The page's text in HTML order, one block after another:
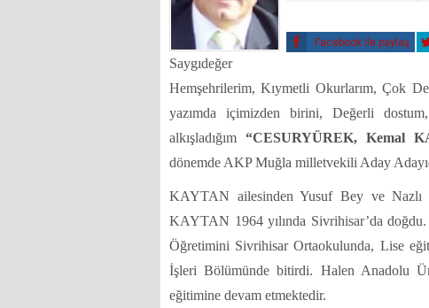
Facebook ile paylaş
Saygıdeğer
Hemşehrilerim, Kıymetli Okurlarım, Çok
yazımda içimizden birini, Değerli
alkışladığım “CESURYÜREK, Kemal
dönemde AKP Muğla milletvekili Aday
KAYTAN ailesinden Yusuf Bey ve Nazlı
KAYTAN 1964 yılında Sivrihisar’da
Öğretimini Sivrihisar Ortaokulunda, Lise
İşleri Bölümünde bitirdi. Halen Anadolu
eğitimine devam etmektedir.